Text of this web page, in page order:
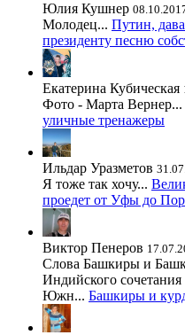
Юлия Кушнер
Молодец... Путин,
президенту песню
Екатерина Кубическая
Фото - Марта Вернер...
уличные тренажеры
Ильдар Уразметов
Я тоже так хочу...
проедет от Уфы до
Виктор Пенеров
Слова Башкиры и
Индийского
Южн... Башкиры и